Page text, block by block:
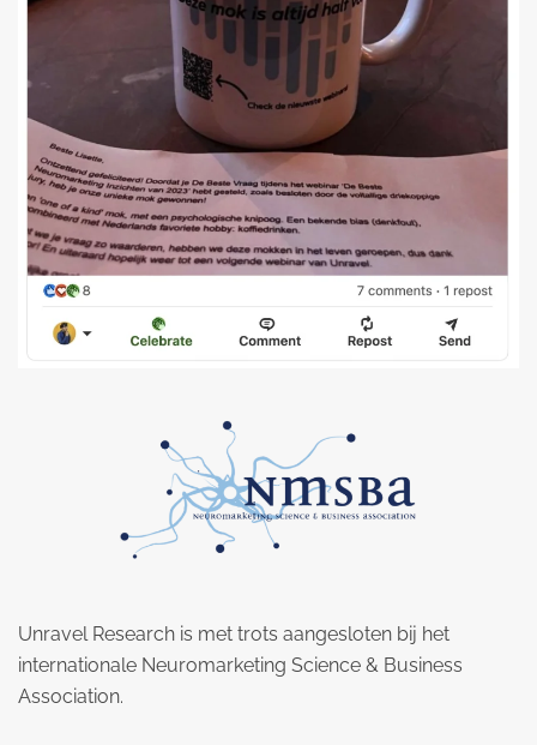
Unravel Research is met trots aangesloten bij het
internationale Neuromarketing Science & Business
Association.